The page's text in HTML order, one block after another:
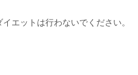
エットは行わないでください。